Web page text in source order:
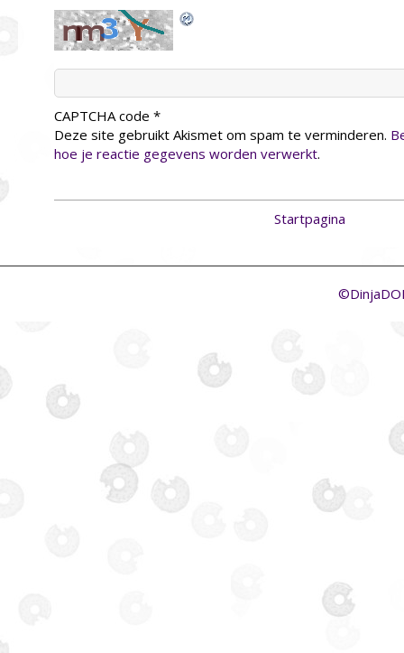
CAPTCHA code *
Deze site gebruikt Akismet om spam te verminderen.
hoe je reactie gegevens worden verwerkt.
Startpagina